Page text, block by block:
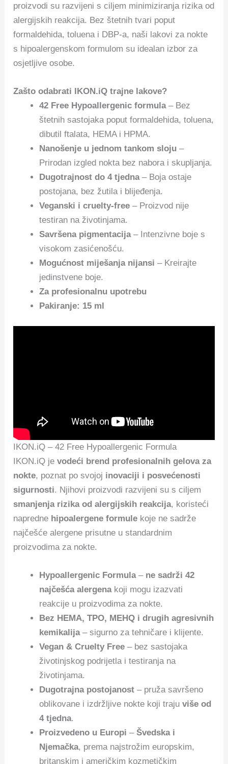
proizvodi su razvijeni s ciljem minimiziranja rizika od
alergijskih reakcija. Bez štetnih tvari poput
formaldehida, toluena i DBP-a, naši lakovi za nokte
s hipoalergenskom formulom su idealan izbor za
osjetljive osobe.
Zašto odabrati IKON.iQ trajne lakove?
42 Free Hypoallergenic formula– Bez
štetnih sastojaka poput formaldehida, toluena,
dibutil ftalata, HEMA i HPMA.
Nanošenje u jednom tankom sloju –
Prirodan izgled nokta bez nabora i skupljanja.
Dugotrajnost do 4 tjedna– Boja ostaje
postojana, bez žutila i blijeđenja.
Veganski i cruelty-free – Proizvod nije
testiran na životinjama.
Savršena pigmentacija– Intenzivne boje s
visokom zasićenošću.
Mogućnost miješanja nijansi – Kreirajte
jedinstvene boje.
Za profesionalnu upotrebu
Pakiranje: 15 ml
IKON.iQ – 42 Free Hypoallergenic Formula
IKON.iQ jevodeći brend profesionalnih gelova za
nokte, poznat po svojoj inovaciji i posvećenosti
sigurnosti. Njihovi proizvodi razvijeni su s ciljem
smanjenja rizika od alergijskih reakcija, koristeći
napredne hipoalergene formule koje ne sadrže
najčešće alergene prisutne u standardnim
proizvodima za nokte.
Hypoallergenic Formula– ne sadrži 42
najčešća alergenakoji mogu izazvati
reakcije u proizvodima za nokte.
Bez HEMA, TPO, MEHQ i drugih agresivnih
kemikalija– sigurno za tehničare i klijente.
Vegan & Cruelty Free – bez sastojaka
životinjskog podrijetla i testiranja na
životinjama.
Dugotrajna postojanost – pruža savršeno
oblikovane i izdržljive nokte koji trajuviše od
4 tjedna.
Proizvedeno u Europi –Švedska i
Njemačka, prema najstrožim europskim,
britanskim i američkim kozmetičkim